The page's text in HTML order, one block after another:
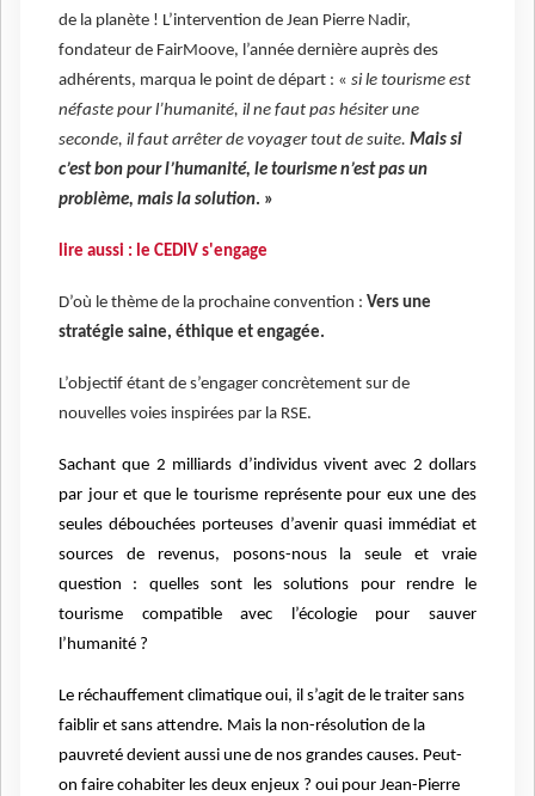
de la planète ! L’intervention de Jean Pierre Nadir,
fondateur de FairMoove, l’année dernière auprès des
adhérents, marqua le point de départ : « si le tourisme est
néfaste pour l’humanité, il ne faut pas hésiter une
seconde, il faut arrêter de voyager tout de suite. Mais si
c’est bon pour l’humanité, le tourisme n’est pas un
problème, mais la solution. »
lire aussi : le CEDIV s'engage
D’où le thème de la prochaine convention : Vers une
stratégie saine, éthique et engagée.
L’objectif étant de s’engager concrètement sur de
nouvelles voies inspirées par la RSE.
Sachant que 2 milliards d’individus vivent avec 2 dollars
par jour et que le tourisme représente pour eux une des
seules débouchées porteuses d’avenir quasi immédiat et
sources de revenus, posons-nous la seule et vraie
question : quelles sont les solutions pour rendre le
tourisme compatible avec l’écologie pour sauver
l’humanité ?
Le réchauffement climatique oui, il s’agit de le traiter sans
faiblir et sans attendre. Mais la non-résolution de la
pauvreté devient aussi une de nos grandes causes. Peut-
on faire cohabi­ter les deux enjeux ? oui pour Jean-Pierre